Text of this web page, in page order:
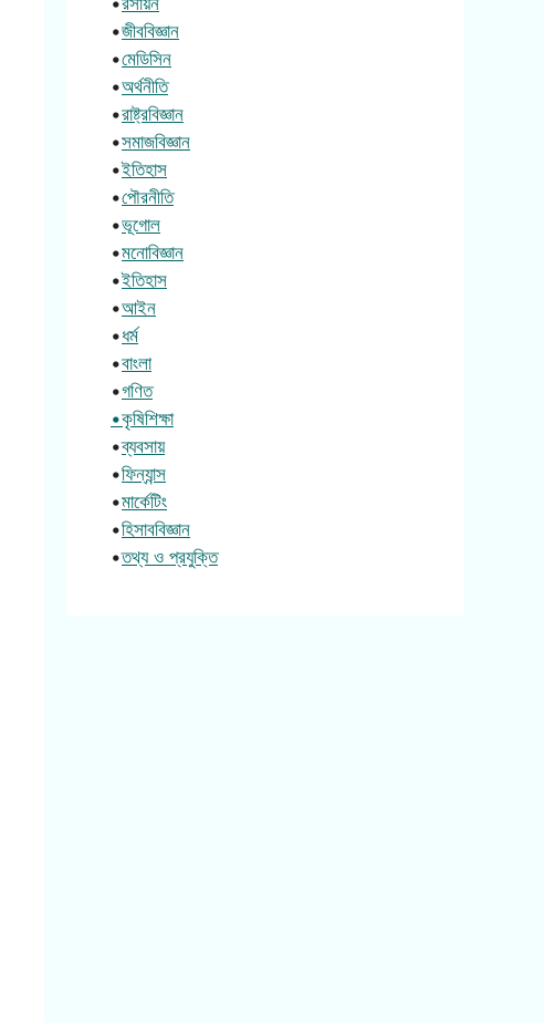
•জীববিজ্ঞান
•মেডিসিন
•অর্থনীতি
•রাষ্ট্রবিজ্ঞান
•সমাজবিজ্ঞান
•ইতিহাস
•পৌরনীতি
•ভূগোল
•মনোবিজ্ঞান
•ইতিহাস
•আইন
•ধর্ম
•বাংলা
•গণিত
•কৃষিশিক্ষা
•ব্যবসায়
•ফিন্যান্স
•মার্কেটিং
•হিসাববিজ্ঞান
•তথ্য ও প্রযুক্তি